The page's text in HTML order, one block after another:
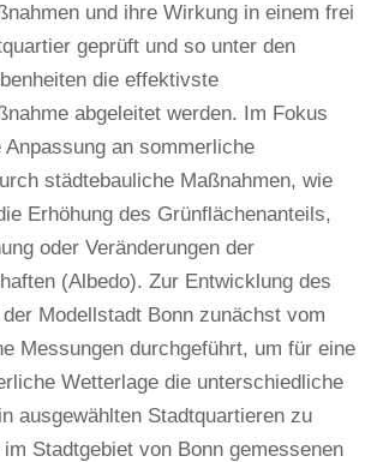
und ihre Wirkung in einem frei
geprüft und so unter den
die effektivste
abgeleitet werden. Im Fokus
an sommerliche
städtebauliche Maßnahmen, wie
Erhöhung des Grünflächenanteils,
oder Veränderungen der
(Albedo). Zur Entwicklung des
Modellstadt Bonn zunächst vom
Messungen durchgeführt, um für eine
Wetterlage die unterschiedliche
ausgewählten Stadtquartieren zu
Stadtgebiet von Bonn gemessenen